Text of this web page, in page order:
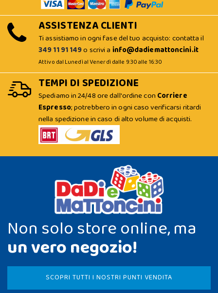
ASSISTENZA CLIENTI
Ti assistiamo in ogni fase del tuo acquisto: contatta il
349 11 91 149o scrivi a info@dadiemattoncini.it
Attivo dal Lunedì al Venerdì dalle 9:30 alle 16:30
TEMPI DI SPEDIZIONE
Spediamo in 24/48 ore dall'ordine con Corriere
Espresso; potrebbero in ogni caso verificarsi ritardi
nella spedizione in caso di alto volume di acquisti.
Non solo store online, ma
un vero negozio!
SCOPRI TUTTI I NOSTRI PUNTI VENDITA